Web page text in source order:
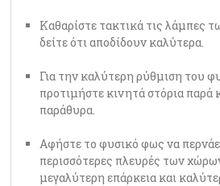
Καθαρίστε τακτικά τις λάμπες
δείτε ότι αποδίδουν καλύτερα.
Για την καλύτερη ρύθμιση του
προτιμήστε κινητά στόρια παρά
παράθυρα.
Αφήστε το φυσικό φως να
περισσότερες πλευρές των
μεγαλύτερη επάρκεια και